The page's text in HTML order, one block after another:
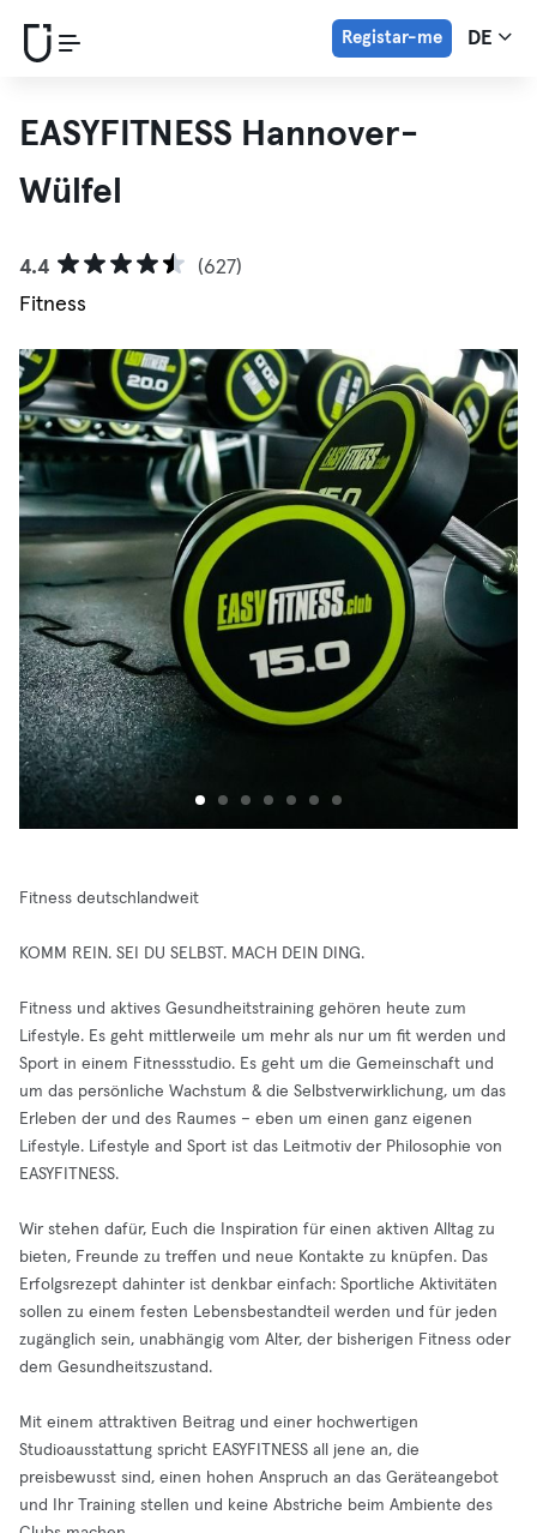
Registar-me DE
EASYFITNESS Hannover-
Wülfel
4.4
(627)
Fitness
Fitness deutschlandweit
KOMM REIN. SEI DU SELBST. MACH DEIN DING.
Fitness und aktives Gesundheitstraining gehören heute zum
Lifestyle. Es geht mittlerweile um mehr als nur um fit werden und
Sport in einem Fitnessstudio. Es geht um die Gemeinschaft und
um das persönliche Wachstum & die Selbstverwirklichung, um das
Erleben der und des Raumes – eben um einen ganz eigenen
Lifestyle. Lifestyle and Sport ist das Leitmotiv der Philosophie von
EASYFITNESS.
Wir stehen dafür, Euch die Inspiration für einen aktiven Alltag zu
bieten, Freunde zu treffen und neue Kontakte zu knüpfen. Das
Erfolgsrezept dahinter ist denkbar einfach: Sportliche Aktivitäten
sollen zu einem festen Lebensbestandteil werden und für jeden
zugänglich sein, unabhängig vom Alter, der bisherigen Fitness oder
dem Gesundheitszustand.
Mit einem attraktiven Beitrag und einer hochwertigen
Studioausstattung spricht EASYFITNESS all jene an, die
preisbewusst sind, einen hohen Anspruch an das Geräteangebot
und Ihr Training stellen und keine Abstriche beim Ambiente des